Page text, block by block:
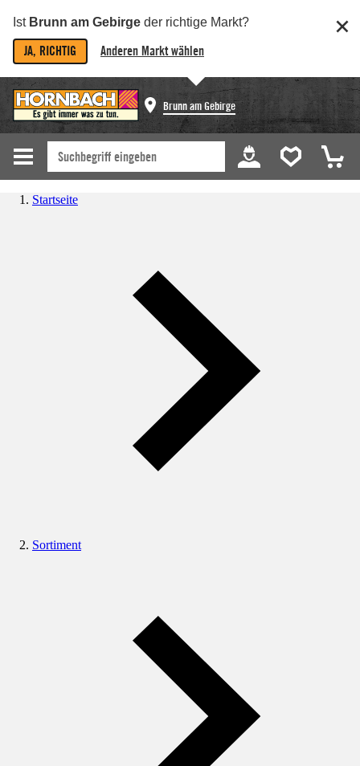
Ist Brunn am Gebirge der richtige Markt?
JA, RICHTIG Anderen Markt wählen
Brunn am Gebirge
Startseite
Sortiment